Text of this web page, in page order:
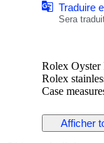
Traduire
Sera
Rolex Oyster
Rolex
Case
Rolex Cal.
Rolex signed
Afficher